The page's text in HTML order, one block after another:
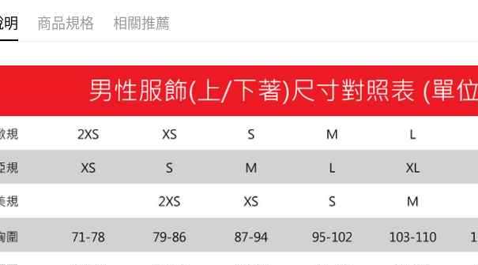
宅配貨到付款(離島恕不配送)
每筆NT$180
明 商品規格 相關推薦